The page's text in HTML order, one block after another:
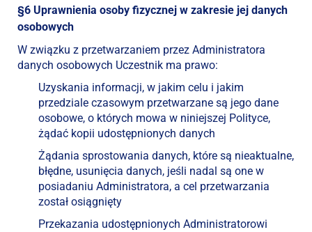
§6 Uprawnienia osoby fizycznej w zakresie jej danych
osobowych
W związku z przetwarzaniem przez Administratora
danych osobowych Uczestnik ma prawo:
Uzyskania informacji, w jakim celu i jakim
przedziale czasowym przetwarzane są jego dane
osobowe, o których mowa w niniejszej Polityce,
żądać kopii udostępnionych danych
Żądania sprostowania danych, które są nieaktualne,
błędne, usunięcia danych, jeśli nadal są one w
posiadaniu Administratora, a cel przetwarzania
został osiągnięty
Przekazania udostępnionych Administratorowi